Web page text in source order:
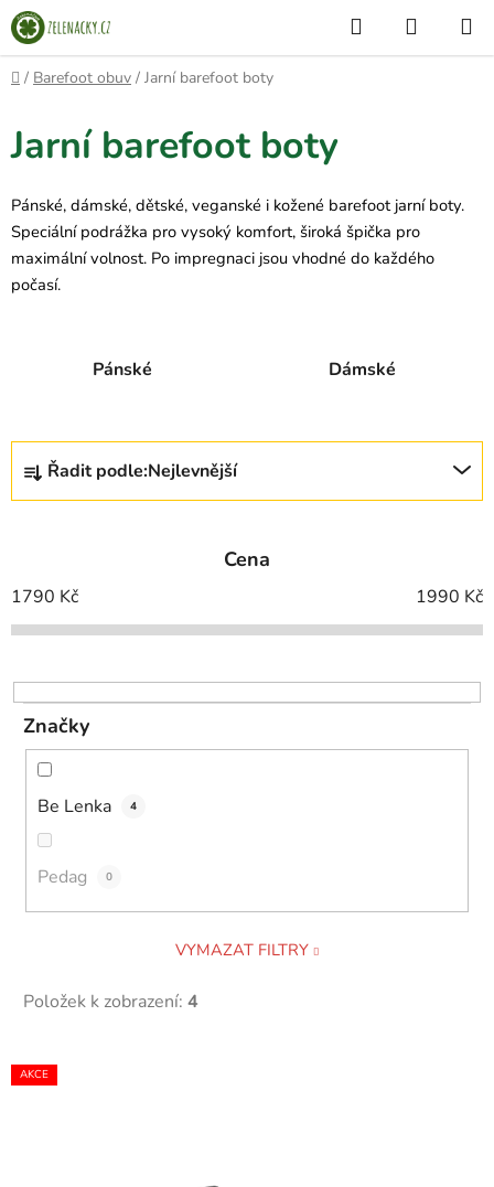
Přejít
na
obsah
Hledat
KOŠÍK
Domů
/ Barefoot obuv / Jarní barefoot boty
Jarní barefoot boty
Pánské, dámské, dětské, veganské i kožené barefoot jarní boty.
Speciální podrážka pro vysoký komfort, široká špička pro
maximální volnost. Po impregnaci jsou vhodné do každého
počasí.
Pánské Dámské
Ř
z
í
p
o
d
u
Řadit podle:Nejlevnější
Cena
1790 Kč 1990 Kč
Značky
Be Lenka 4
Pedag 0
VYMAZAT FILTRY
Položek k zobrazení: 4
V
ý
AKCE